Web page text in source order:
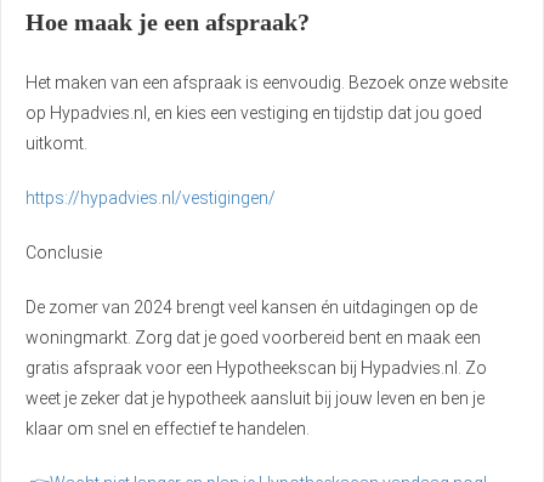
Hoe maak je een afspraak?
Het maken van een afspraak is eenvoudig. Bezoek onze website
op Hypadvies.nl, en kies een vestiging en tijdstip dat jou goed
uitkomt.
https://hypadvies.nl/vestigingen/
Conclusie
De zomer van 2024 brengt veel kansen én uitdagingen op de
woningmarkt. Zorg dat je goed voorbereid bent en maak een
gratis afspraak voor een Hypotheekscan bij Hypadvies.nl. Zo
weet je zeker dat je hypotheek aansluit bij jouw leven en ben je
klaar om snel en effectief te handelen.